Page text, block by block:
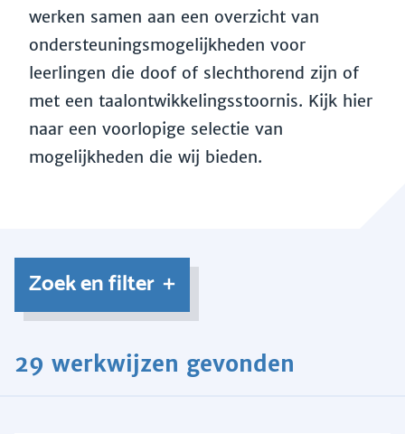
werken samen aan een overzicht van
ondersteuningsmogelijkheden voor
leerlingen die doof of slechthorend zijn of
met een taalontwikkelingsstoornis. Kijk hier
naar een voorlopige selectie van
mogelijkheden die wij bieden.
Zoek en filter
29 werkwijzen gevonden